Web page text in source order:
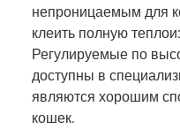
непроницаемым для
клеить полную
Регулируемые по
доступны в
являются хорошим
кошек.